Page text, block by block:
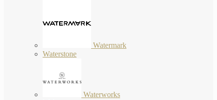
Watermark
Waterstone
Waterworks